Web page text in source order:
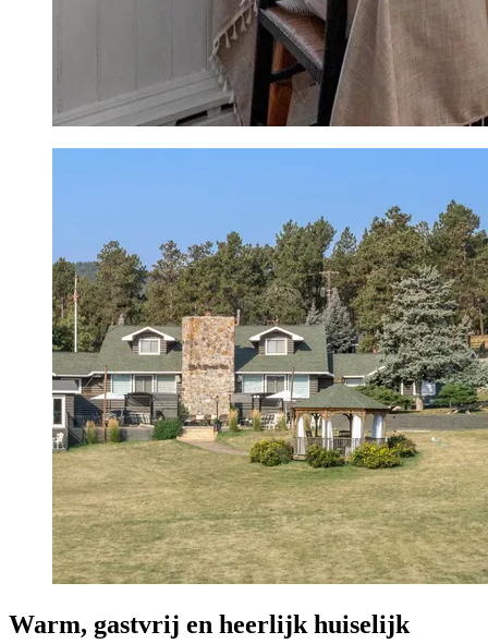
Warm, gastvrij en heerlijk huiselijk